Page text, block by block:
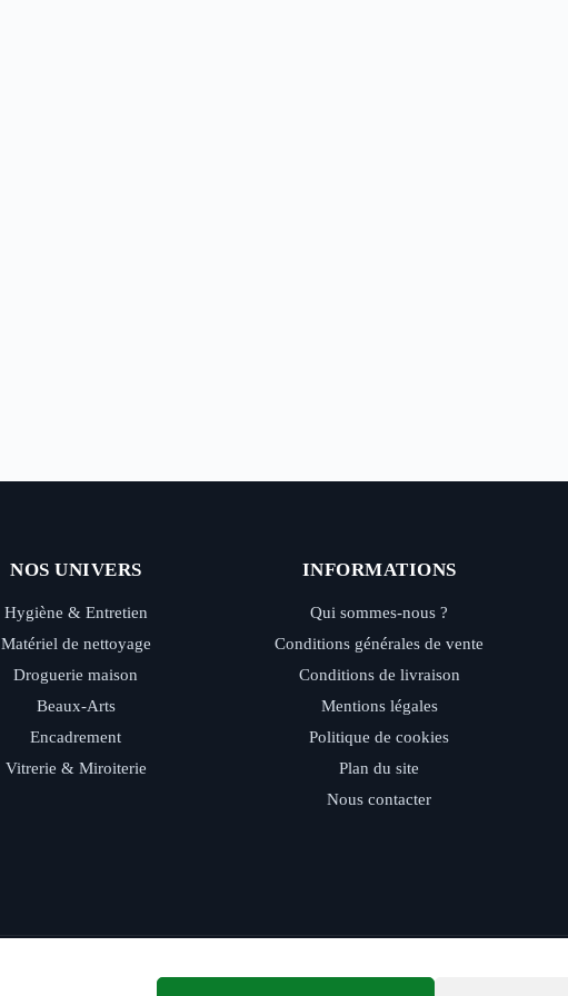
NOS UNIVERS
Hygiène & Entretien
Matériel de nettoyage
Droguerie maison
Beaux-Arts
Encadrement
Vitrerie & Miroiterie
INFORMATIONS
Qui sommes-nous ?
Conditions générales de vente
Conditions de livraison
Mentions légales
Politique de cookies
Plan du site
Nous contacter